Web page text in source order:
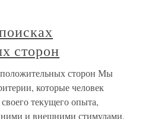
сторон
сторон Мы
которые человек
текущего опыта,
и внешними стимулами,